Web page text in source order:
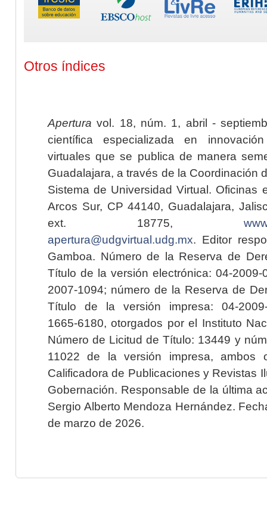
Otros índices
Apertura vol. 18, núm. 1, abril -
científica especializada en
virtuales que se publica de manera
Guadalajara, a través de la Coordinación
Sistema de Universidad Virtual. Oficinas
Arcos Sur, CP 44140, Guadalajara,
ext. 18775,
apertura@udgvirtual.udg.mx. Editor
Gamboa. Número de la Reserva de
Título de la versión electrónica: 04-2009-
2007-1094; número de la Reserva de
Título de la versión impresa: 04-2009-
1665-6180, otorgados por el Instituto
Número de Licitud de Título: 13449 y
11022 de la versión impresa, ambos
Calificadora de Publicaciones y Revistas
Gobernación. Responsable de la última
Sergio Alberto Mendoza Hernández.
de marzo de 2026.